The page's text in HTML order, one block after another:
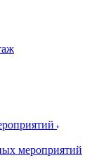
мероприятий